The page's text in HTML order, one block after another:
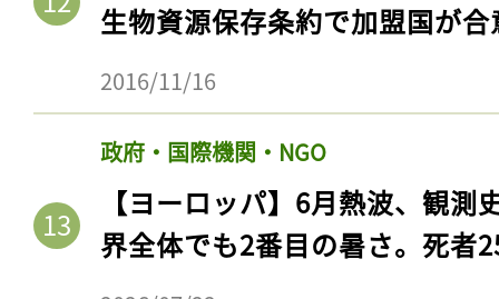
生物資源保存条約で加盟国が合
2016/11/16
政府・国際機関・NGO
【ヨーロッパ】6月熱波、観
界全体でも2番目の暑さ。死者